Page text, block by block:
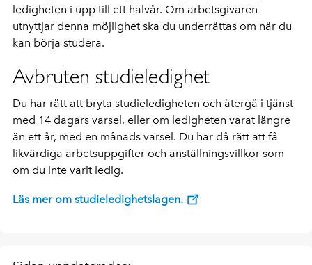
ledigheten i upp till ett halvår. Om arbetsgivaren
utnyttjar denna möjlighet ska du underrättas om när du
kan börja studera.
Avbruten studieledighet
Du har rätt att bryta studieledigheten och återgå i tjänst
med 14 dagars varsel, eller om ledigheten varat längre
än ett år, med en månads varsel. Du har då rätt att få
likvärdiga arbetsuppgifter och anställningsvillkor som
om du inte varit ledig.
Läs mer om studieledighetslagen.